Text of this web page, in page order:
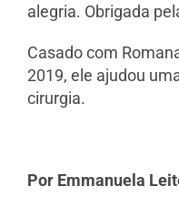
alegria. Obrigada
Casado com
2019, ele ajudou
cirurgia.
Por Emmanuela